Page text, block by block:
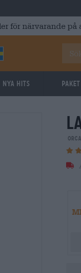
för närvarande på
Nya hits Paket